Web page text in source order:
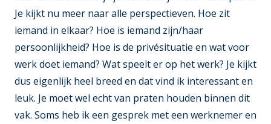
Je kijkt nu meer naar alle perspectieven. Hoe zit
iemand in elkaar? Hoe is iemand zijn/haar
persoonlijkheid? Hoe is de privésituatie en wat voor
werk doet iemand? Wat speelt er op het werk? Je kijkt
dus eigenlijk heel breed en dat vind ik interessant en
leuk. Je moet wel echt van praten houden binnen dit
vak. Soms heb ik een gesprek met een werknemer en